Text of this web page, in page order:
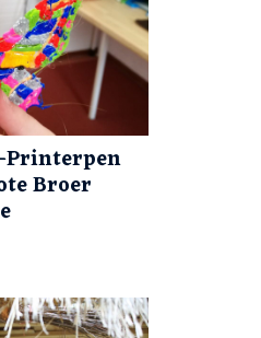
Printerpen
Broer